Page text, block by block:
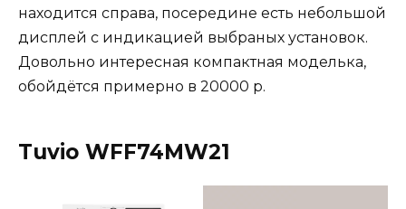
находится справа, посередине есть небольшой
дисплей с индикацией выбраных установок.
Довольно интересная компактная моделька,
обойдётся примерно в 20000 р.
Tuvio WFF74MW21